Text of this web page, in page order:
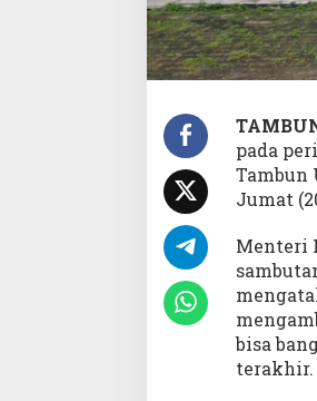
pada
Tambun
Jumat
Menteri
bisa
terakhir.